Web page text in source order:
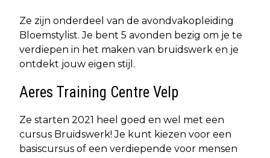
Ze zijn onderdeel van de avondvakopleiding
Bloemstylist. Je bent 5 avonden bezig om je te
verdiepen in het maken van bruidswerk en je
ontdekt jouw eigen stijl.
Aeres Training Centre Velp
Ze starten 2021 heel goed en wel met een
cursus Bruidswerk! Je kunt kiezen voor een
basiscursus of een verdiepende voor mensen